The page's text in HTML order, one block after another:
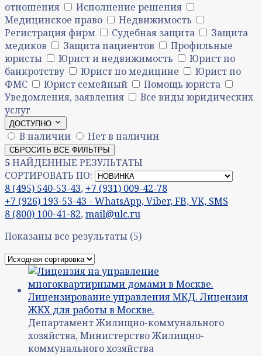
отношения
Исполнение решения
Медицинское право
Недвижимость
Регистрация фирм
Судебная защита
Защита
медиков
Защита пациентов
Профильные
юристы
Юрист и недвижимость
Юрист по
банкротству
Юрист по медицине
Юрист по
ФМС
Юрист семейный
Помощь юриста
Уведомления, заявления
Все виды юридических
услуг
ДОСТУПНО
В наличии Нет в наличии
СБРОСИТЬ ВСЕ ФИЛЬТРЫ
5НАЙДЕННЫЕ РЕЗУЛЬТАТЫ
СОРТИРОВАТЬ ПО:
8 (495) 540-53-43, +7 (931) 009-42-78
+7 (926) 193-53-43 - WhatsApp, Viber, FB, VK, SMS
8 (800) 100-41-82, mail@ulc.ru
Показаны все результаты (5)
Департамент Жилищно-коммунального
хозяйства, Министерство Жилищно-
коммунального хозяйства